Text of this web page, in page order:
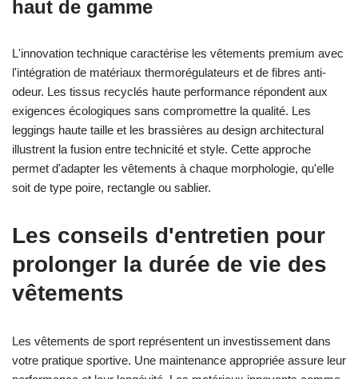
haut de gamme
L'innovation technique caractérise les vêtements premium avec
l'intégration de matériaux thermorégulateurs et de fibres anti-
odeur. Les tissus recyclés haute performance répondent aux
exigences écologiques sans compromettre la qualité. Les
leggings haute taille et les brassières au design architectural
illustrent la fusion entre technicité et style. Cette approche
permet d'adapter les vêtements à chaque morphologie, qu'elle
soit de type poire, rectangle ou sablier.
Les conseils d'entretien pour
prolonger la durée de vie des
vêtements
Les vêtements de sport représentent un investissement dans
votre pratique sportive. Une maintenance appropriée assure leur